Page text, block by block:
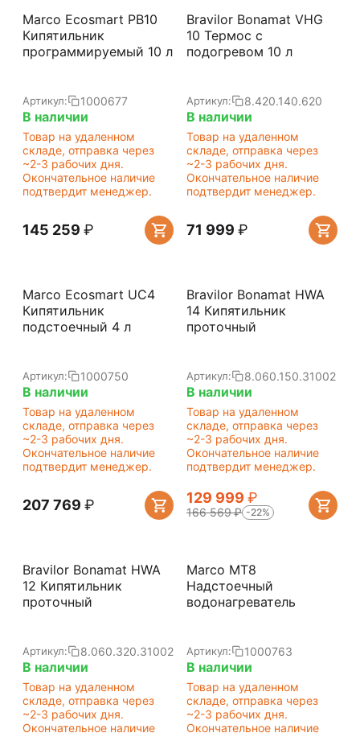
Marco Ecosmart PB10
Кипятильник
программируемый 10 л
Артикул: 1000677
В наличии
Товар на удаленном
складе, отправка через
~2-3 рабочих дня.
Окончательное наличие
подтвердит менеджер.
145 259 ₽
Bravilor Bonamat VHG
10 Термос с
подогревом 10 л
Артикул: 8.420.140.620
В наличии
Товар на удаленном
складе, отправка через
~2-3 рабочих дня.
Окончательное наличие
подтвердит менеджер.
71 999 ₽
Marco Ecosmart UC4
Кипятильник
подстоечный 4 л
Артикул: 1000750
В наличии
Товар на удаленном
складе, отправка через
~2-3 рабочих дня.
Окончательное наличие
подтвердит менеджер.
207 769 ₽
Bravilor Bonamat HWA
14 Кипятильник
проточный
Артикул: 8.060.150.31002
В наличии
Товар на удаленном
складе, отправка через
~2-3 рабочих дня.
Окончательное наличие
подтвердит менеджер.
129 999 ₽
166 569₽ -22%
Bravilor Bonamat HWA
12 Кипятильник
проточный
Артикул: 8.060.320.31002
В наличии
Товар на удаленном
складе, отправка через
~2-3 рабочих дня.
Окончательное наличие
Marco MT8
Надстоечный
водонагреватель
Артикул: 1000763
В наличии
Товар на удаленном
складе, отправка через
~2-3 рабочих дня.
Окончательное наличие